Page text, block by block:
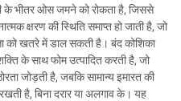
के भीतर ओस जमने को रोकता है, जिससे
क्षरण की स्थिति समाप्त हो जाती है, जो
को खतरे में डाल सकती है। बंद कोशिका
के साथ फोम उत्पादित करती है, जो
जोड़ती है, जबकि सामान्य इमारत की
है, बिना दरार या अलगाव के। यह